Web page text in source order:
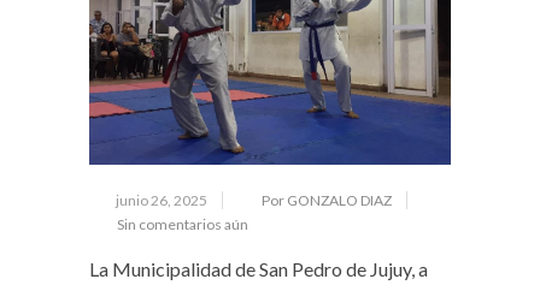
junio 26, 2025
Por GONZALO DIAZ
Sin comentarios aún
La Municipalidad de San Pedro de Jujuy, a